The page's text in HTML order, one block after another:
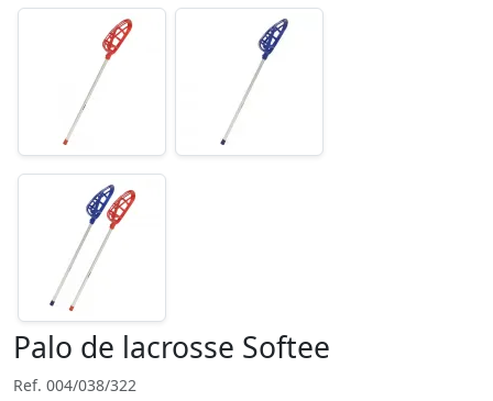
Palo de lacrosse Softee
Ref. 004/038/322